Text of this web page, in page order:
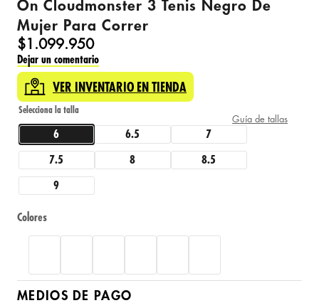
3
guayos
5. gorras
On Cloudmonster 3 Tenis Negro De
Mujer Para Correr
$1 .099.950
Dejar un comentario
VER INVENTARIO EN TIENDA
Guía de tallas
6 6.5 7
7.5 8 8.5
9
Colores
MEDIOS DE PAGO